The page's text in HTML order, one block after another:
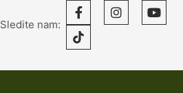
Sledite nam: